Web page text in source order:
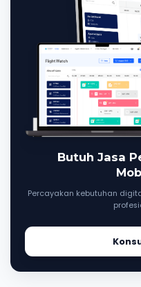
Butuh Jasa
Percayakan kebutuhan